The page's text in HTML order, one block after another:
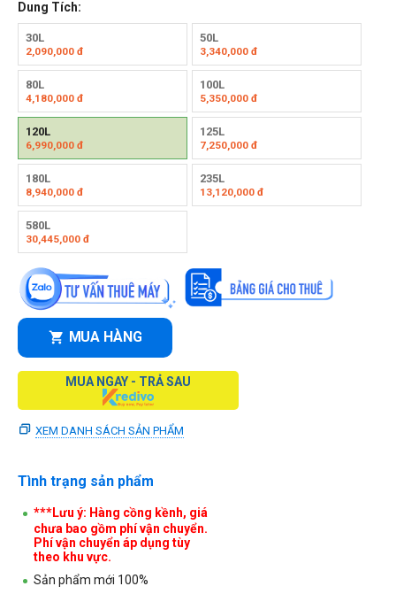
Dung Tích:
30L
2,090,000 đ
50L
3,340,000đ
80L
4,180,000 đ
100L
5,350,000đ
120L
6,990,000 đ
125L
7,250,000đ
180L
8,940,000 đ
235L
13,120,000đ
580L
30,445,000 đ
MUA HÀNG
MUA NGAY - TRẢ SAU
XEM DANH SÁCH SẢN PHẨM
Tình trạng sản phẩm
***Lưu ý: Hàng cồng kềnh, giá
chưa bao gồm phí vận chuyển.
Phí vận chuyển áp dụng tùy
theo khu vực.
Sản phẩm mới 100%